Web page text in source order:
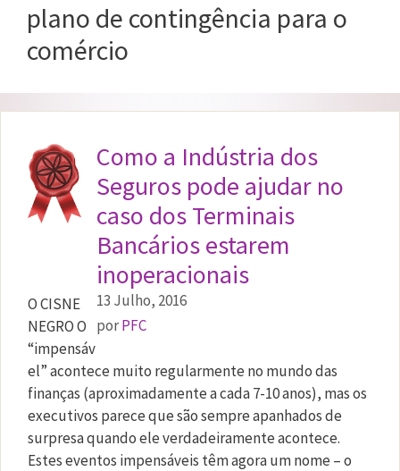
plano de contingência para o
comércio
Como a Indústria dos
Seguros pode ajudar no
caso dos Terminais
Bancários estarem
inoperacionais
13 Julho, 2016
porPFC
O CISNE
NEGRO O
“impensáv
el” acontece muito regularmente no mundo das
finanças (aproximadamente a cada 7-10 anos), mas os
executivos parece que são sempre apanhados de
surpresa quando ele verdadeiramente acontece.
Estes eventos impensáveis têm agora um nome – o